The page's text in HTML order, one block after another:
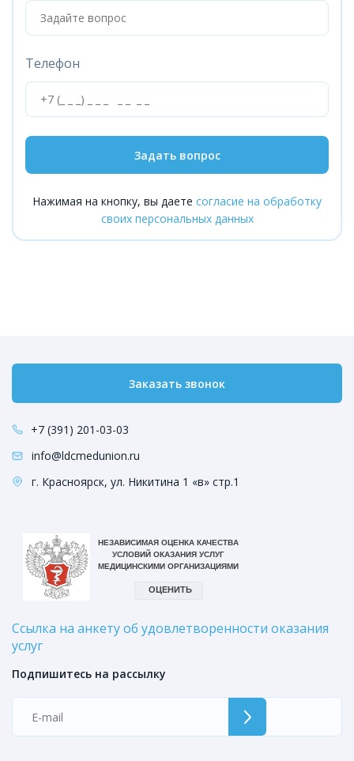
Телефон
Задать вопрос
Нажимая на кнопку, вы даете согласие на обработку
своих персональных данных
Заказать звонок
+7 (391) 201-03-03
info@ldcmedunion.ru
г. Красноярск, ул. Никитина 1 «в» стр.1
Ссылка на анкету об удовлетворенности оказания
услуг
Подпишитесь на рассылку